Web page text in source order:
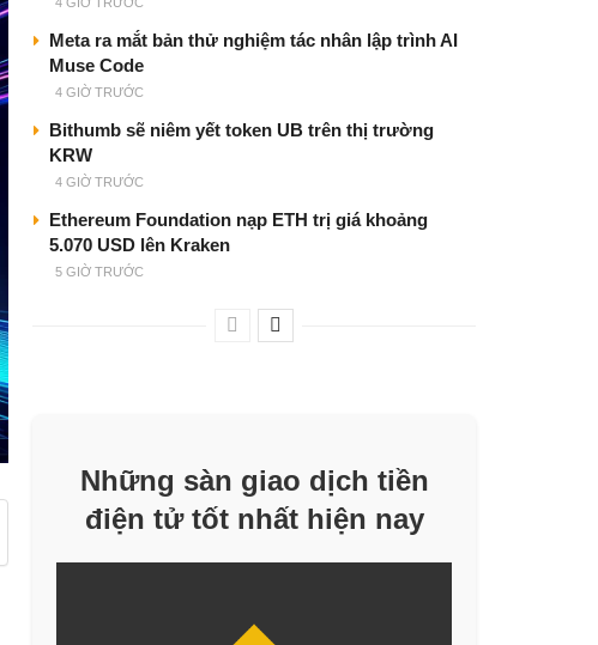
Meta ra mắt bản thử nghiệm tác nhân lập trình AI
Muse Code
4 GIỜ TRƯỚC
Bithumb sẽ niêm yết token UB trên thị trường
KRW
4 GIỜ TRƯỚC
Ethereum Foundation nạp ETH trị giá khoảng
5.070 USD lên Kraken
5 GIỜ TRƯỚC
Những sàn giao dịch tiền
điện tử tốt nhất hiện nay